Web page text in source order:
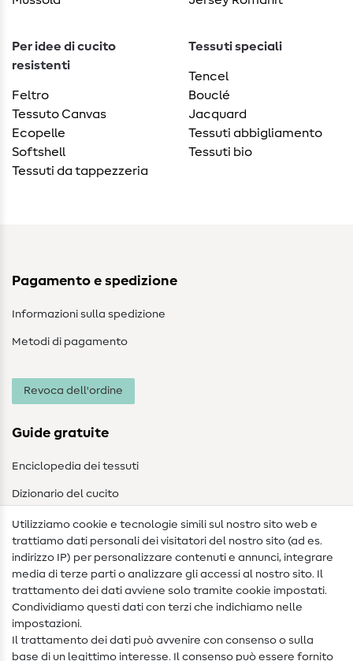
Per idee di cucito
resistenti
Feltro
Tessuto Canvas
Ecopelle
Softshell
Tessuti da tappezzeria
Tessuti speciali
Tencel
Bouclé
Jacquard
Tessuti abbigliamento
Tessuti bio
Pagamento e spedizione
Informazioni sulla spedizione
Metodi di pagamento
Revoca dell'ordine
Guide gratuite
Enciclopedia dei tessuti
Dizionario del cucito
Nähanleitungen
Assistenza e contatto
Contatto
Informazioni sul nuovo proprietario
FAQ
Utilizziamo cookie e tecnologie simili sul nostro sito web e
trattiamo dati personali dei visitatori del nostro sito (ad es.
indirizzo IP) per personalizzare contenuti e annunci, integrare
media di terze parti o analizzare gli accessi al nostro sito. Il
trattamento dei dati avviene solo tramite cookie impostati.
Condividiamo questi dati con terzi che indichiamo nelle
impostazioni.
Il trattamento dei dati può avvenire con consenso o sulla
base di un legittimo interesse. Il consenso può essere fornito